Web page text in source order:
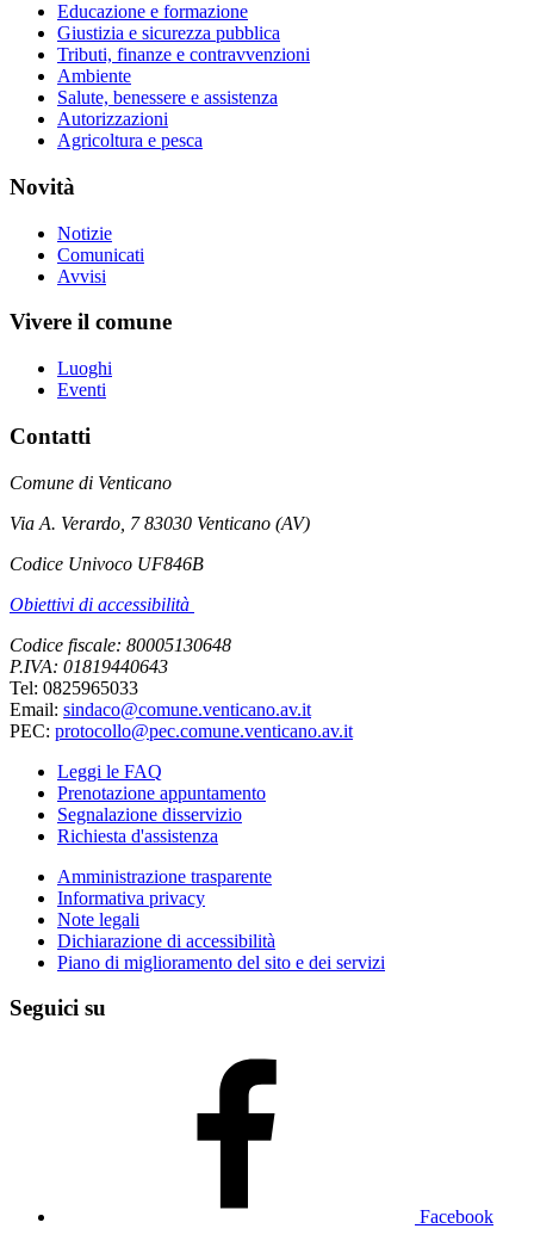
Educazione e formazione
Giustizia e sicurezza pubblica
Tributi, finanze e contravvenzioni
Ambiente
Salute, benessere e assistenza
Autorizzazioni
Agricoltura e pesca
Novità
Notizie
Comunicati
Avvisi
Vivere il comune
Luoghi
Eventi
Contatti
Comune di Venticano
Via A. Verardo, 7 83030 Venticano (AV)
Codice Univoco UF846B
Obiettivi di accessibilità
Codice fiscale: 80005130648
P.IVA: 01819440643
Tel: 0825965033
Email: sindaco@comune.venticano.av.it
PEC: protocollo@pec.comune.venticano.av.it
Leggi le FAQ
Prenotazione appuntamento
Segnalazione disservizio
Richiesta d'assistenza
Amministrazione trasparente
Informativa privacy
Note legali
Dichiarazione di accessibilità
Piano di miglioramento del sito e dei servizi
Seguici su
Facebook